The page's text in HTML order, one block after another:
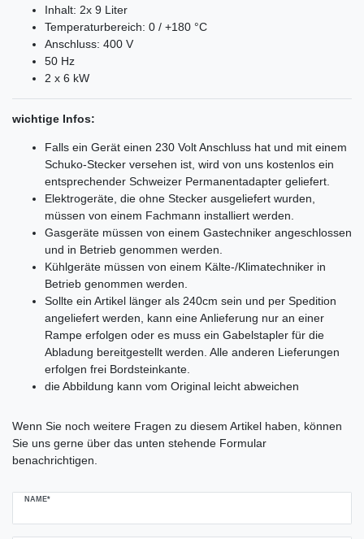
Inhalt: 2x 9 Liter
Temperaturbereich: 0 / +180 °C
Anschluss: 400 V
50 Hz
2 x 6 kW
wichtige Infos:
Falls ein Gerät einen 230 Volt Anschluss hat und mit einem
Schuko-Stecker versehen ist, wird von uns kostenlos ein
entsprechender Schweizer Permanentadapter geliefert.
Elektrogeräte, die ohne Stecker ausgeliefert wurden,
müssen von einem Fachmann installiert werden.
Gasgeräte müssen von einem Gastechniker angeschlossen
und in Betrieb genommen werden.
Kühlgeräte müssen von einem Kälte-/Klimatechniker in
Betrieb genommen werden.
Sollte ein Artikel länger als 240cm sein und per Spedition
angeliefert werden, kann eine Anlieferung nur an einer
Rampe erfolgen oder es muss ein Gabelstapler für die
Abladung bereitgestellt werden. Alle anderen Lieferungen
erfolgen frei Bordsteinkante.
die Abbildung kann vom Original leicht abweichen
Wenn Sie noch weitere Fragen zu diesem Artikel haben, können
Sie uns gerne über das unten stehende Formular
benachrichtigen.
NAME*